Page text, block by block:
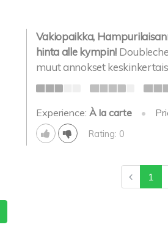
Vakiopaikka,
hinta alle kympin!
muut annokset
Experience: À la carte •
Rating: 0
1